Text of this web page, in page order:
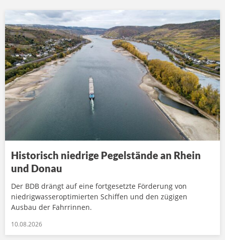
Historisch niedrige Pegelstände an Rhein
und Donau
Der BDB drängt auf eine fortgesetzte Förderung von
niedrigwasseroptimierten Schiffen und den zügigen
Ausbau der Fahrrinnen.
10.08.2026